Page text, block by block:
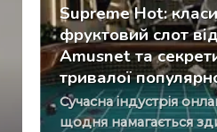
Supreme Hot:
фруктовий слот
Amusnet та
тривалої
Сучасна індустрія онлайн-розваг
щодня намагається